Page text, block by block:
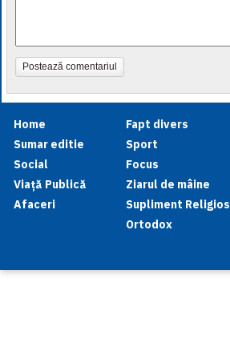
Postează comentariul
Home
Sumar editie
Social
Viață Publică
Afaceri
Fapt divers
Sport
Focus
Ziarul de mâine
Supliment Religios
Ortodox